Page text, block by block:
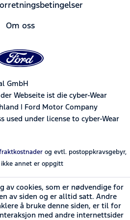
Om oss
GmbH
Webseite ist die cyber-Wear
| Ford Motor Company
used under license to cyber-Wear
og evtl. postoppkravsgebyr,
annet er oppgitt
av cookies, som er nødvendige for
av siden og er alltid satt. Andre
å bruke denne siden, er til for
med andre internettsider